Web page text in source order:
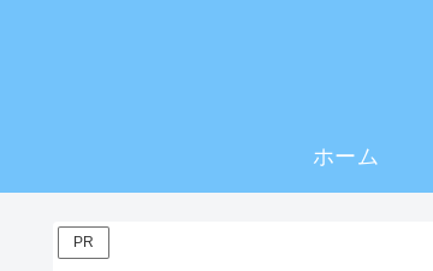
ホーム
PR